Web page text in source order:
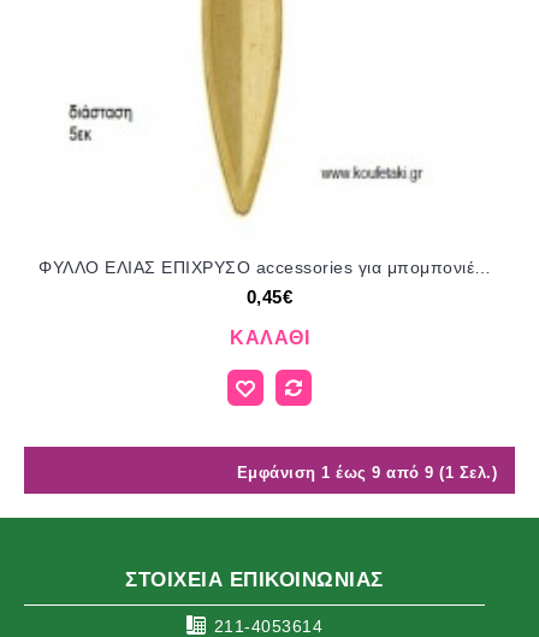
0,45€
ΚΑΛΆΘΙ
Εμφάνιση 1 έως 9 από 9 (1 Σελ.)
ΣΤΟΙΧΕΙΑ ΕΠΙΚΟΙΝΩΝΙΑΣ
211-4053614